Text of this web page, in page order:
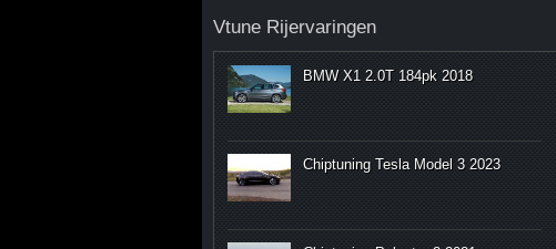
Vtune Rijervaringen
BMW X1 2.0T 184pk 2018
Chiptuning Tesla Model 3 2023